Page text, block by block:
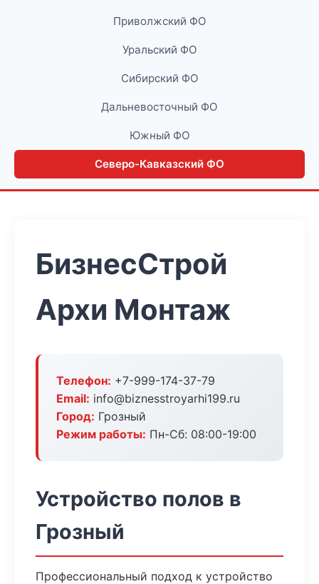
Приволжский ФО
Уральский ФО
Сибирский ФО
Дальневосточный ФО
Южный ФО
Северо-Кавказский ФО
БизнесСтрой
Архи Монтаж
Телефон: +7-999-174-37-79
Email: info@biznesstroyarhi199.ru
Город: Грозный
Режим работы: Пн-Сб: 08:00-19:00
Устройство полов в
Грозный
Профессиональный подход к устройство